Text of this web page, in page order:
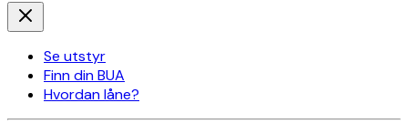
Se utstyr
Finn din BUA
Hvordan låne?